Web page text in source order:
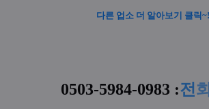
다른 업소 더 알아보기 클릭~!
0503-5984-0983 :전